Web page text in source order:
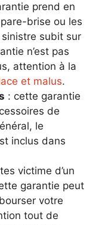
prend en
brise ou les
subit sur
n’est pas
attention à la
et malus.
: cette garantie
de
le
inclus dans
victime d’un
garantie peut
votre
tout de